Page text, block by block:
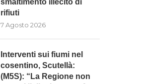
smaltimento illecito di
rifiuti
7 Agosto 2026
Interventi sui fiumi nel
cosentino, Scutellà:
(M5S): “La Regione non